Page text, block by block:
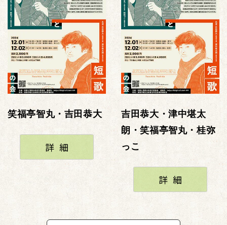
笑福亭智丸・吉田恭大
詳細
吉田恭大・津中堪太
朗・笑福亭智丸・桂弥
っこ
詳細